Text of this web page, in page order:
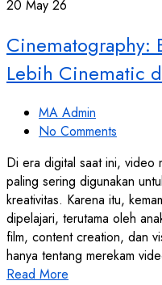
20 May 26
Cinematography:
Lebih Cinematic
MA Admin
No Comments
Di era digital saat ini, video
paling sering digunakan
kreativitas. Karena itu,
dipelajari, terutama oleh
film, content creation, dan
hanya tentang merekam
Read More